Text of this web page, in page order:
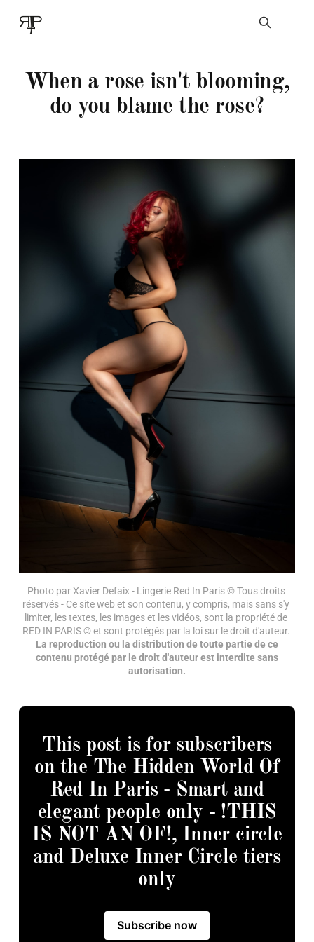
When a rose isn't blooming,
do you blame the rose?
Photo par Xavier Defaix - Lingerie Red In Paris © Tous droits
réservés - Ce site web et son contenu, y compris, mais sans s'y
limiter, les textes, les images et les vidéos, sont la propriété de
La reproduction ou la distribution de toute partie de ce
contenu protégé par le droit d'auteur est interdite sans
autorisation.
This post is for subscribers
on the The Hidden World Of
Red In Paris - Smart and
elegant people only - !THIS
IS NOT AN OF!, Inner circle
and Deluxe Inner Circle tiers
only
Subscribe now